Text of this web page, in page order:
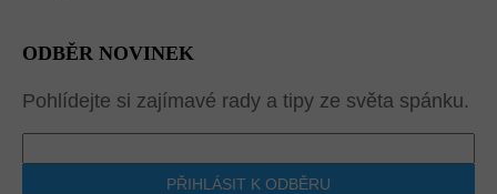
ODBĚR NOVINEK
Pohlídejte si zajímavé rady a tipy ze světa spánku.
PŘIHLÁSIT K ODBĚRU